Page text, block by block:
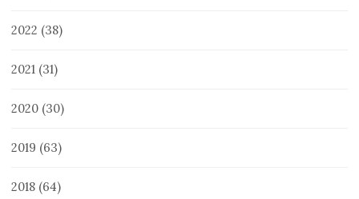
2022 (38)
2021 (31)
2020 (30)
2019 (63)
2018 (64)